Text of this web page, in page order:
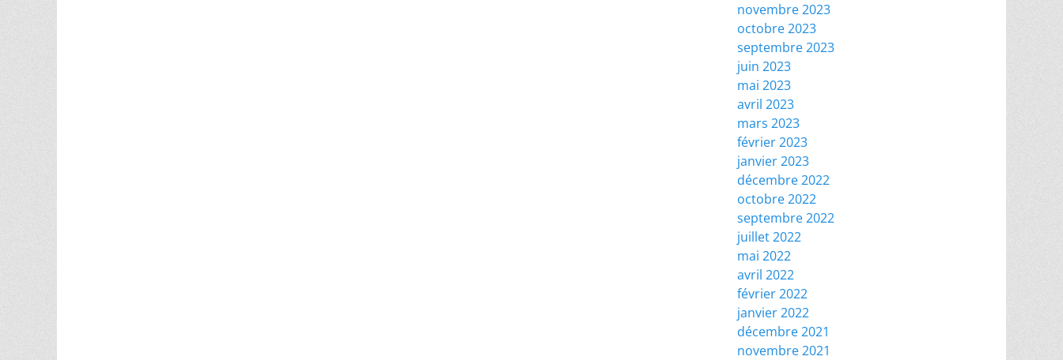
novembre 2023
octobre 2023
septembre 2023
juin 2023
mai 2023
avril 2023
mars 2023
février 2023
janvier 2023
décembre 2022
octobre 2022
septembre 2022
juillet 2022
mai 2022
avril 2022
février 2022
janvier 2022
décembre 2021
novembre 2021